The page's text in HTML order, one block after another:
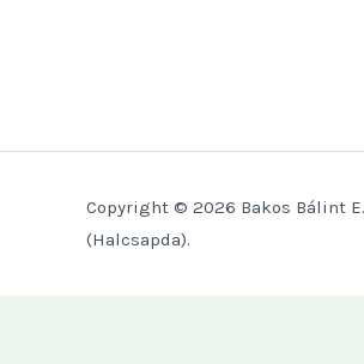
Copyright © 2026 Bakos Bálint E.
(Halcsapda).